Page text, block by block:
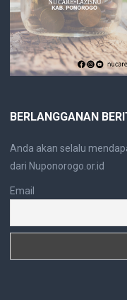
BERLANGGANAN
Anda akan selalu
dari Nuponorogo.or.id
Email